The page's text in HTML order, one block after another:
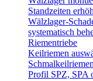
Standzeiten
Wälzlager-
systematisch
Riementriebe
Keilriemen
Profil SPZ, SPA